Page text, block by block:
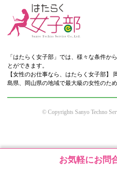
お気軽にお問
「はたらく女子部」では、様々な条件か
とができます。
【女性のお仕事なら、はたらく女子部】
島県、岡山県の地域で最大級の女性のた
© Copyrights Sanyo Techno